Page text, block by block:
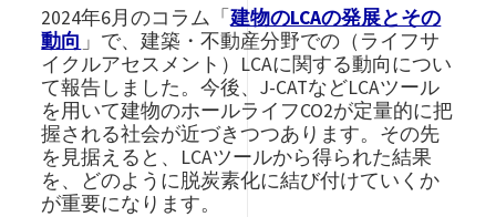
2024年6月のコラム「建物のLCAの発展とその
動向 」で、建築・不動産分野での（ライフサ
イクルアセスメント）LCAに関する動向につい
て報告しました。今後、J-CATなどLCAツール
を用いて建物のホールライフCO2が定量的に把
握される社会が近づきつつあります。その先
を見据えると、LCAツールから得られた結果
を、どのように脱炭素化に結び付けていくか
が重要になります。